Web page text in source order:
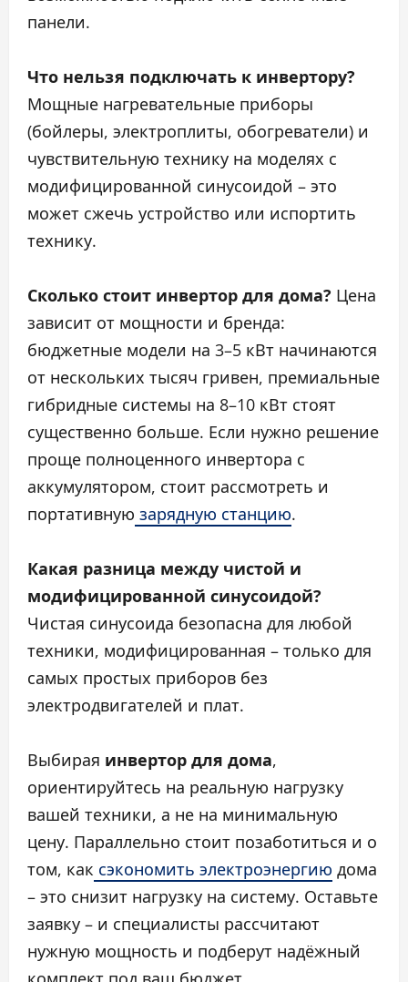
панели.
Что нельзя подключать к инвертору?
Мощные нагревательные приборы
(бойлеры, электроплиты, обогреватели) и
чувствительную технику на моделях с
модифицированной синусоидой – это
может сжечь устройство или испортить
технику.
Сколько стоит инвертор для дома? Цена
зависит от мощности и бренда:
бюджетные модели на 3–5 кВт начинаются
от нескольких тысяч гривен, премиальные
гибридные системы на 8–10 кВт стоят
существенно больше. Если нужно решение
проще полноценного инвертора с
аккумулятором, стоит рассмотреть и
портативную зарядную станцию.
Какая разница между чистой и
модифицированной синусоидой?
Чистая синусоида безопасна для любой
техники, модифицированная – только для
самых простых приборов без
электродвигателей и плат.
Выбирая инвертор для дома,
ориентируйтесь на реальную нагрузку
вашей техники, а не на минимальную
цену. Параллельно стоит позаботиться и о
том, как сэкономить электроэнергию дома
– это снизит нагрузку на систему. Оставьте
заявку – и специалисты рассчитают
нужную мощность и подберут надёжный